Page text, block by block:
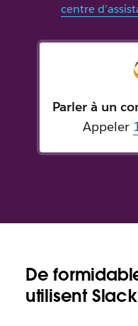
centre
Parler à un
Appeler
De
utilisent Slack